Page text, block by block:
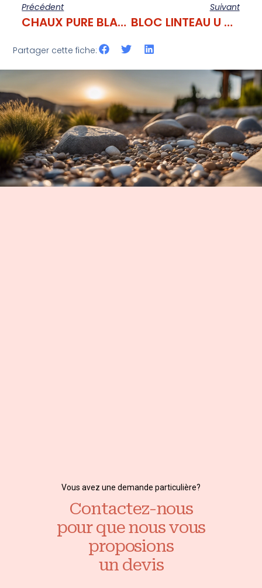
Précédent
CHAUX PURE BLANCE LC**** 25 Kg
Suivant
BLOC LINTEAU U 500X200X250
Partager cette fiche:
Vous avez une demande particulière?
Contactez-nous
pour que nous vous
proposions
un devis